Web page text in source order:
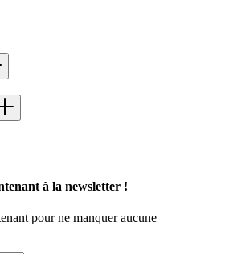
à la newsletter !
pour ne manquer aucune